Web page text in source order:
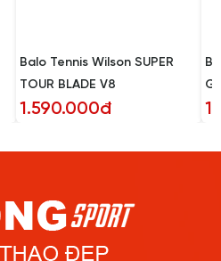
Balo Tennis Wilson SUPER
TOUR BLADE V8
1.590.000đ